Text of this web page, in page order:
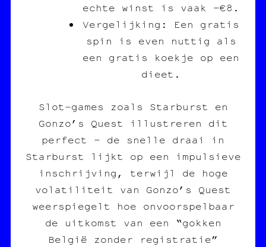
echte winst is vaak -€8.
Vergelijking: Een gratis
spin is even nuttig als
een gratis koekje op een
dieet.
Slot‑games zoals Starburst en
Gonzo’s Quest illustreren dit
perfect – de snelle draai in
Starburst lijkt op een impulsieve
inschrijving, terwijl de hoge
volatiliteit van Gonzo’s Quest
weerspiegelt hoe onvoorspelbaar
de uitkomst van een “gokken
België zonder registratie”